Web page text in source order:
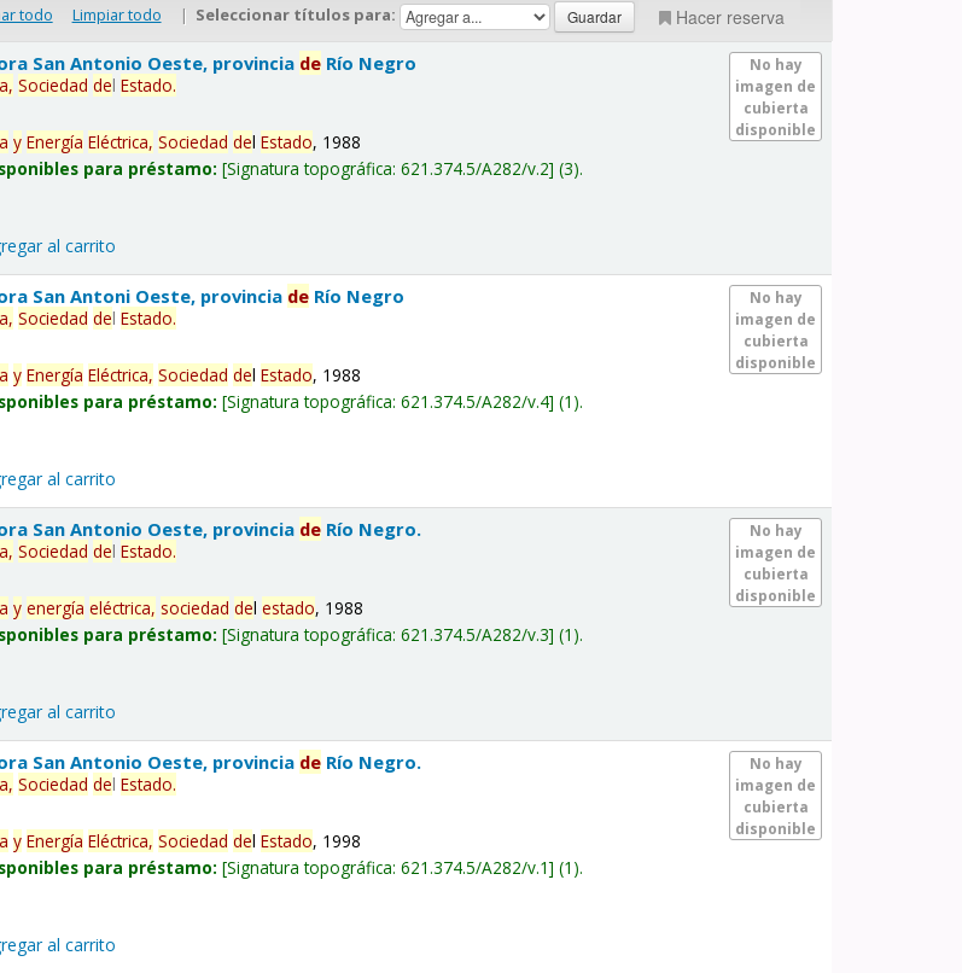
todo Limpiar todo | Seleccionar títulos para: Hacer reserva
No hay
imagen de
cubierta
disponible
San Antonio Oeste, provincia de Río Negro
Sociedad delEstado.
y Energía Eléctrica, Sociedad delEstado, 1988
para préstamo: Signatura topográfica:621.374.5/A282/v.2 (3).
al carrito
No hay
imagen de
cubierta
disponible
San Antoni Oeste, provincia de Río Negro
Sociedad delEstado.
y Energía Eléctrica, Sociedad delEstado, 1988
para préstamo: Signatura topográfica:621.374.5/A282/v.4 (1).
al carrito
No hay
imagen de
cubierta
disponible
San Antonio Oeste, provincia de Río Negro.
Sociedad delEstado.
y energía eléctrica, sociedad delestado, 1988
para préstamo: Signatura topográfica:621.374.5/A282/v.3 (1).
al carrito
No hay
imagen de
cubierta
disponible
San Antonio Oeste, provincia de Río Negro.
Sociedad delEstado.
y Energía Eléctrica, Sociedad delEstado, 1998
para préstamo: Signatura topográfica:621.374.5/A282/v.1 (1).
al carrito